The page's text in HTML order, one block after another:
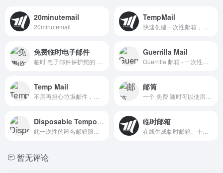
20minutemail
20minutemail
TempMail
免费临时电子邮件 Guerrilla Mail
Temp Mail 邮筒
Disposable Temporary Email 临时邮箱
暂无评论